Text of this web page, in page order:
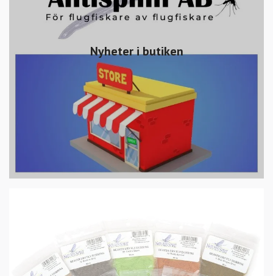
Nyheter i butiken